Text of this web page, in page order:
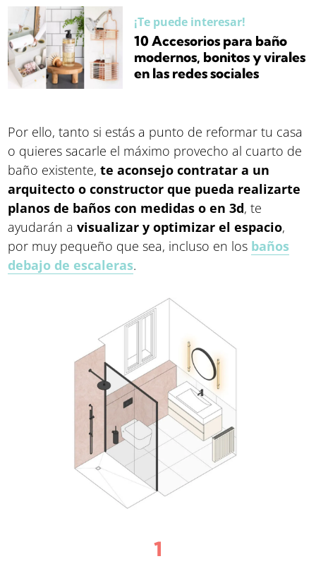
¡Te puede interesar!
10 Accesorios para baño
modernos, bonitos y virales
en las redes sociales
Por ello, tanto si estás a punto de reformar tu casa
o quieres sacarle el máximo provecho al cuarto de
baño existente,te aconsejo contratar a un
arquitecto o constructor que pueda realizarte
planos de baños con medidas o en 3d, te
ayudarán a visualizar y optimizar el espacio,
por muy pequeño que sea, incluso en los baños
debajo de escaleras.